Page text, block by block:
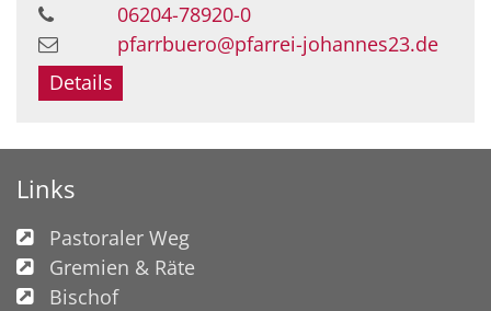
06204-78920-0
pfarrbuero@pfarrei-johannes23.de
Details
Links
Pastoraler Weg
Gremien & Räte
Bischof